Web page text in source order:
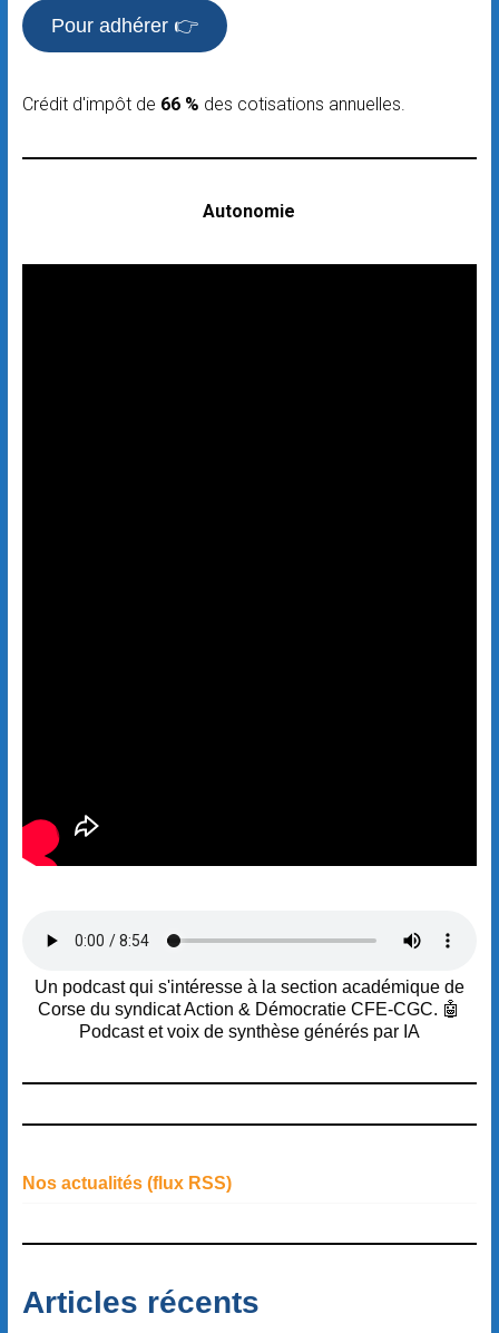
Pour adhérer 👉
Crédit d'impôt de 66 % des cotisations annuelles.
Autonomie
Un podcast qui s'intéresse à la section académique de
Corse du syndicat Action & Démocratie CFE-CGC. 🤖
Podcast et voix de synthèse générés par IA
Nos actualités (flux RSS)
Articles récents